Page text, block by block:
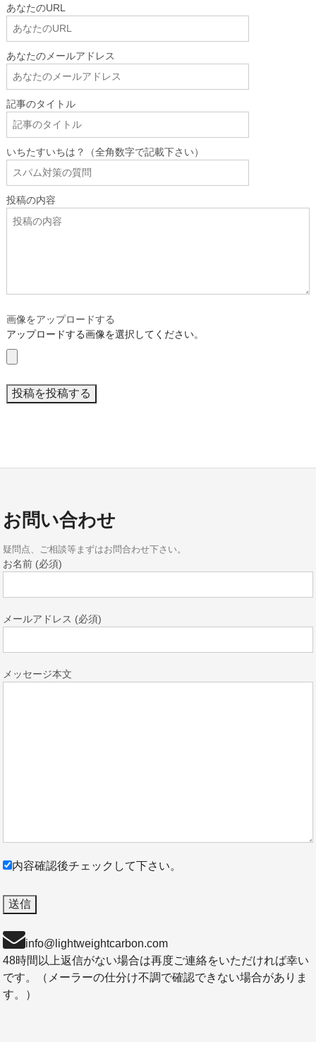
あなたのURL
あなたのメールアドレス
記事のタイトル
いちたすいちは？（全角数字で記載下さい）
投稿の内容
画像をアップロードする
アップロードする画像を選択してください。
お問い合わせ
疑問点、ご相談等まずはお問合わせ下さい。
お名前 (必須)
メールアドレス (必須)
メッセージ本文
内容確認後チェックして下さい。
info@lightweightcarbon.com
48時間以上返信がない場合は再度ご連絡をいただければ幸い
です。（メーラーの仕分け不調で確認できない場合がありま
す。）